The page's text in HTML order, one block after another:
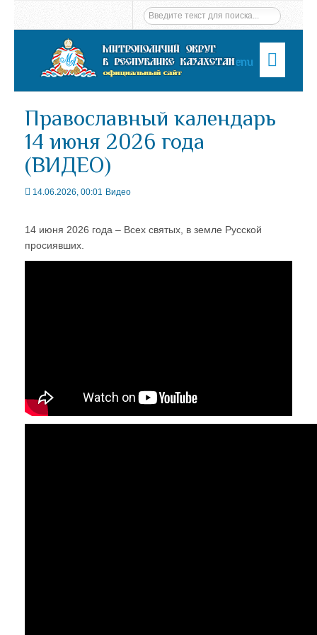
Menu
Православный календарь
14 июня 2026 года
(ВИДЕО)
14.06.2026, 00:01 Видео
14 июня 2026 года – Всех святых, в земле Русской
просиявших.